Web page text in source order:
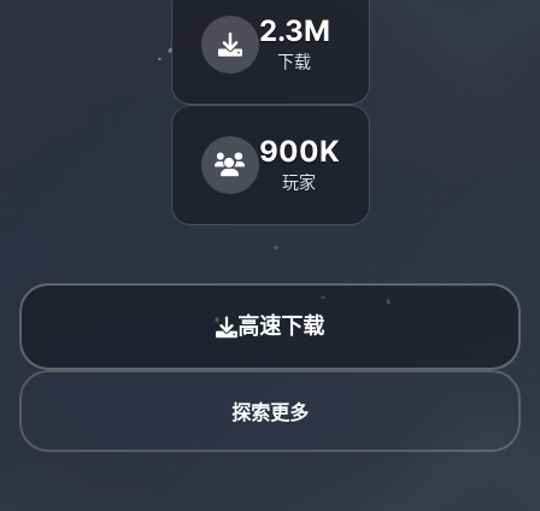
2.3M
下载
900K
玩家
高速下载
探索更多